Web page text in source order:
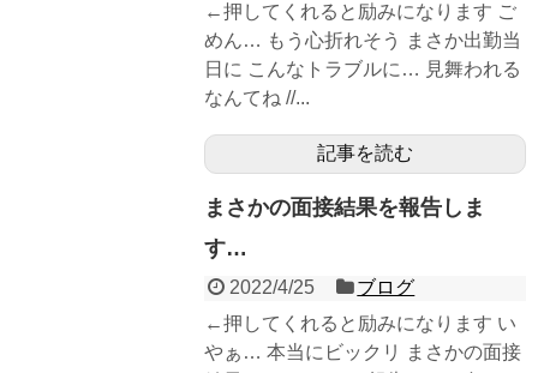
←押してくれると励みになります ご
めん… もう心折れそう まさか出勤当
日に こんなトラブルに… 見舞われる
なんてね //...
記事を読む
まさかの面接結果を報告しま
す…
2022/4/25
ブログ
←押してくれると励みになります い
やぁ… 本当にビックリ まさかの面接